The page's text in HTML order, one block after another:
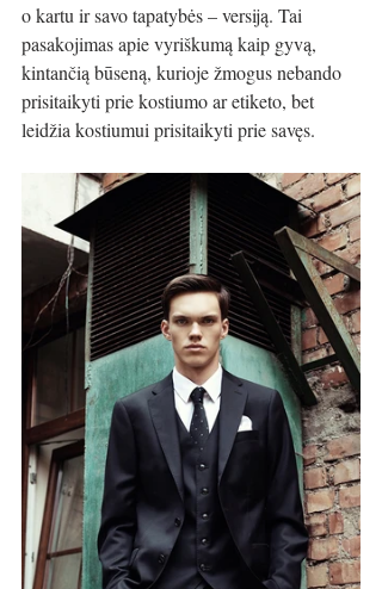
o kartu ir savo tapatybės – versiją. Tai
pasakojimas apie vyriškumą kaip gyvą,
kintančią būseną, kurioje žmogus nebando
prisitaikyti prie kostiumo ar etiketo, bet
leidžia kostiumui prisitaikyti prie savęs.